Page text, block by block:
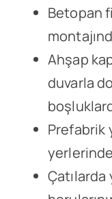
Betopan
Ahşap
duvarla
Prefabrik
yerlerinde